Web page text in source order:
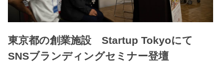
東京都の創業施設 Startup Tokyoにて
SNSブランディングセミナー登壇